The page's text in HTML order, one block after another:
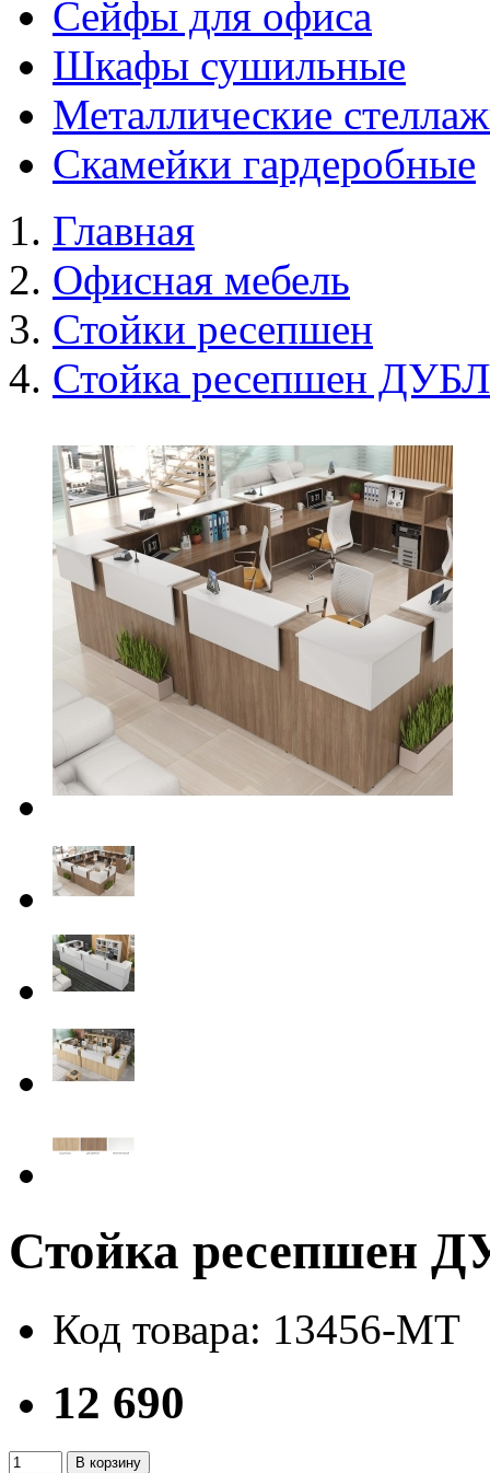
Сейфы для офиса
Шкафы сушильные
Металлические
Скамейки гардеробные
Главная
Офисная мебель
Стойки ресепшен
Стойка ресепшен
Стойка ресепшен
Код товара: 13456-MT
12 690
В корзину